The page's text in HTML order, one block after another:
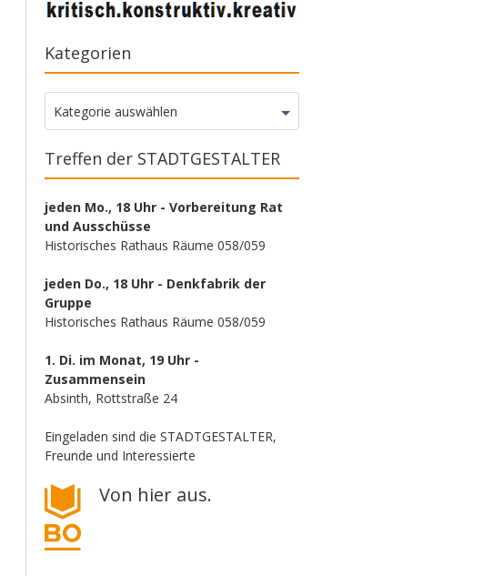
Kategorien
Kategorien
Kategorie auswählen
Treffen der STADTGESTALTER
jeden Mo., 18 Uhr - Vorbereitung Rat
und Ausschüsse
Historisches Rathaus Räume 058/059
jeden Do., 18 Uhr - Denkfabrik der
Gruppe
Historisches Rathaus Räume 058/059
1. Di. im Monat, 19 Uhr -
Zusammensein
Absinth, Rottstraße 24
Eingeladen sind die STADTGESTALTER,
Freunde und Interessierte
Von hier aus.